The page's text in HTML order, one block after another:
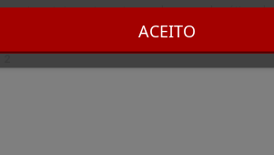
ACEITO
estojo preto, estampado com o logótipo da